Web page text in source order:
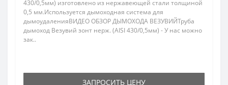
430/0,5мм) изготовлено из нержавеющей стали толщиной
0,5 мм.Используется дымоходная система для
дымоудаленияВИДЕО ОБЗОР ДЫМОХОДА ВЕЗУВИЙТруба
дымоход Везувий зонт нерж. (AISI 430/0,5мм) - У нас можно
зак..
ЗАПРОСИТЬ ЦЕНУ